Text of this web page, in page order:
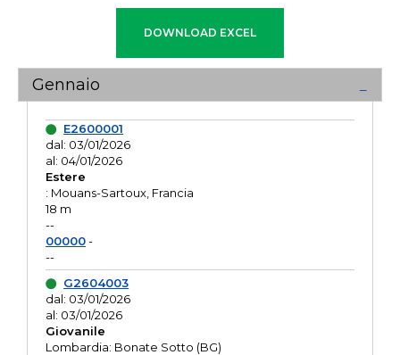
Gennaio
E2600001
dal: 03/01/2026
al: 04/01/2026
Estere
: Mouans-Sartoux, Francia
18 m
--
00000-
--
G2604003
dal: 03/01/2026
al: 03/01/2026
Giovanile
Lombardia: Bonate Sotto (BG)